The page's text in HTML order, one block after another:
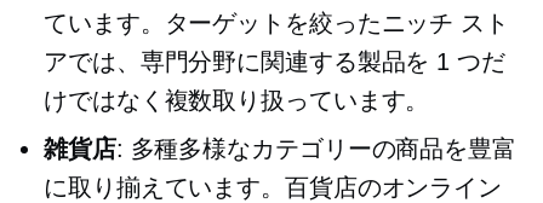
ています。ターゲットを絞ったニッチ スト
アでは、専門分野に関連する製品を 1 つだ
けではなく複数取り扱っています。
雑貨店: 多種多様なカテゴリーの商品を豊富
に取り揃えています。百貨店のオンライン